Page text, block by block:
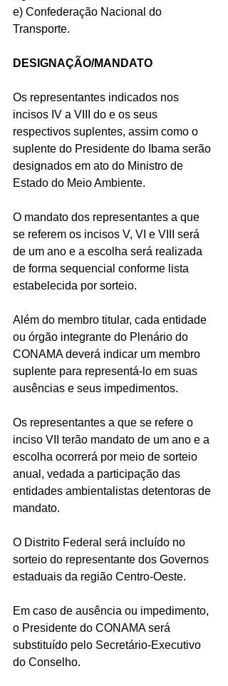
e) Confederação Nacional do
Transporte.
DESIGNAÇÃO/MANDATO
Os representantes indicados nos
incisos IV a VIII do e os seus
respectivos suplentes, assim como o
suplente do Presidente do Ibama serão
designados em ato do Ministro de
Estado do Meio Ambiente.
O mandato dos representantes a que
se referem os incisos V, VI e VIII será
de um ano e a escolha será realizada
de forma sequencial conforme lista
estabelecida por sorteio.
Além do membro titular, cada entidade
ou órgão integrante do Plenário do
CONAMA deverá indicar um membro
suplente para representá-lo em suas
ausências e seus impedimentos.
Os representantes a que se refere o
inciso VII terão mandato de um ano e a
escolha ocorrerá por meio de sorteio
anual, vedada a participação das
entidades ambientalistas detentoras de
mandato.
O Distrito Federal será incluído no
sorteio do representante dos Governos
estaduais da região Centro-Oeste.
Em caso de ausência ou impedimento,
o Presidente do CONAMA será
substituído pelo Secretário-Executivo
do Conselho.